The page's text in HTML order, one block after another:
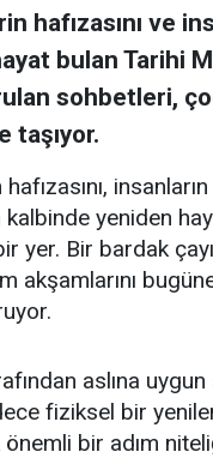
hafızasını ve
bulan Tarihi
sohbetleri,
taşıyor.
kalbinde yeniden
yer. Bir bardak
akşamlarını
aslına
fiziksel bir
önemli bir adım